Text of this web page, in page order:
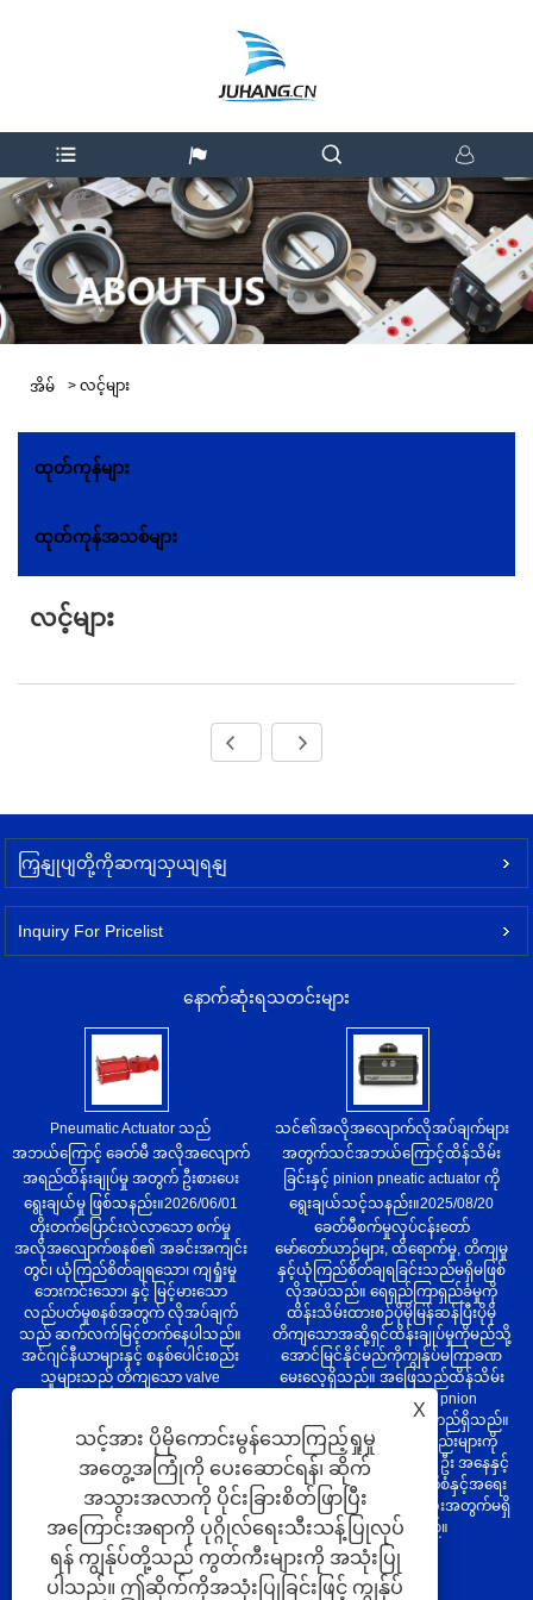
အိမ် > လင့်များ
ထုတ်ကုန်များ
ထုတ်ကုန်အသစ်များ
လင့်များ
ကြှနျုပျတို့ကိုဆကျသှယျရနျ
Inquiry For Pricelist
နောက်ဆုံးရသတင်းများ
Pneumatic Actuator သည်
အဘယ်ကြောင့် ခေတ်မီ အလိုအလျောက်
အရည်ထိန်းချုပ်မှု အတွက် ဦးစားပေး
ရွေးချယ်မှု ဖြစ်သနည်း။2026/06/01
တိုးတက်ပြောင်းလဲလာသော စက်မှု
အလိုအလျောက်စနစ်၏ အခင်းအကျင်း
တွင်၊ ယုံကြည်စိတ်ချရသော၊ ကျရှုံးမှု
ဘေးကင်းသော၊ နှင့် မြင့်မားသော
လည်ပတ်မှုစနစ်အတွက် လိုအပ်ချက်
သည် ဆက်လက်မြင့်တက်နေပါသည်။
အင်ဂျင်နီယာများနှင့် စနစ်ပေါင်းစည်း
သူများသည် တိကျသော valve
ကြသည်။ ယင်းတို့အနက်တွင်၊
pneumatic actuator သည် ၎င်း၏မွေး
ရာပါရိုးရှင်းမှု၊ လျင်မြန်သောတုံ့ပြန်မှုနှင့်
ပေါက်ကွဲဒဏ်ခံနိုင်သောလက္ခဏာများ
ကြောင့် အရေးပါသောအသုံးချပရိုဂရမ်
များအတွက် အုတ်မြစ်တစ်ခုအဖြစ်
ဆက်လက်တည်ရှိနေပါသည်။
သင်၏အလိုအလျောက်လိုအပ်ချက်များ
အတွက်သင်အဘယ်ကြောင့်ထိန်သိမ်း
ခြင်းနှင့် pinion pneatic actuator ကို
ရွေးချယ်သင့်သနည်း။2025/08/20
ခေတ်မီစက်မှုလုပ်ငန်းတော်
မော်တော်ယာဉ်များ, ထိရောက်မှု, တိကျမှု
နှင့်ယုံကြည်စိတ်ချရခြင်းသည်မရှိမဖြစ်
လိုအပ်သည်။ ရေရှည်ကြာရှည်ခံမှုကို
ထိန်းသိမ်းထားစဉ်ပိုမိုမြန်ဆန်ပြီးပိုမို
တိကျသောအဆို့ရှင်ထိန်းချုပ်မှုကိုမည်သို့
အောင်မြင်နိုင်မည်ကိုကျွန်ုပ်မကြာခဏ
မေးလေ့ရှိသည်။ အဖြေသည်ထိန်သိမ်း
ခြင်းနှင့် pinion pnion pnion
pnionicatic actuator တွင်တည်ရှိသည်။
အလိုအလျောက်ဖြေရှင်းနည်းများကို
မကြာခဏအကဲဖြတ်သူတစ် ဦး အနေနှင့်
ကျွန်ုပ်သည်ဤ actuator ကိုစံနှင့်အရေး
ပါသော application နှစ်ခုလုံးအတွက်မရှိ
မဖြစ်လိုအပ်သည်။
X
သင့်အား ပိုမိုကောင်းမွန်သောကြည့်ရှုမှု
အတွေ့အကြုံကို ပေးဆောင်ရန်၊ ဆိုက်
အသွားအလာကို ပိုင်းခြားစိတ်ဖြာပြီး
အကြောင်းအရာကို ပုဂ္ဂိုလ်ရေးသီးသန့်ပြုလုပ်
ရန် ကျွန်ုပ်တို့သည် ကွတ်ကီးများကို အသုံးပြု
ပါသည်။ ဤဆိုက်ကိုအသုံးပြုခြင်းဖြင့် ကျွန်ုပ်